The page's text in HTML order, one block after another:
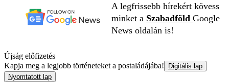
A legfrissebb hírekért kövess
minket a Szabadföld Google
News oldalán is!
Újság előfizetés
Kapja meg a legjobb történeteket a postaládájába!
Digitális lap
Nyomtatott lap